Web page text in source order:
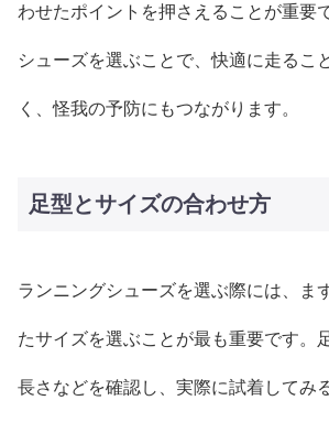
わせたポイントを押さえることが重要
シューズを選ぶことで、快適に走るこ
く、怪我の予防にもつながります。
足型とサイズの合わせ方
ランニングシューズを選ぶ際には、ま
たサイズを選ぶことが最も重要です。
長さなどを確認し、実際に試着してみ